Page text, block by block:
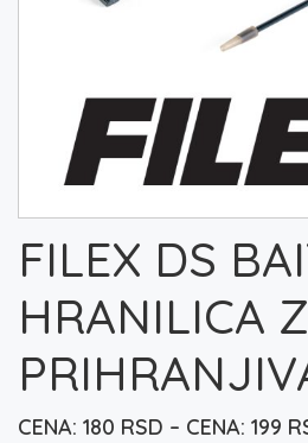
FILEX DS
HRANILICA
180 RSD – 199